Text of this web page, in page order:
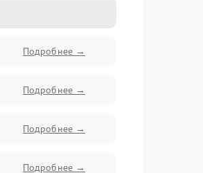
Подробнее →
Подробнее →
Подробнее →
Подробнее →